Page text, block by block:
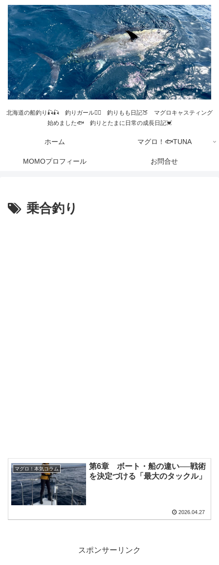
北海道の船釣り🎣🎣 釣りガール💁‍♀️ 釣りもも日記🍑 マグロキャスティング
始めました🐟 釣りとたまに日常の成長日記💓
ホーム マグロ！🐟TUNA
MOMOプロフィール お問合せ
乗合釣り
マグロ！本気コラム
第6章 ボート・船の違い──戦術
を決定づける「最大のタックル」
2026.04.27
スポンサーリンク